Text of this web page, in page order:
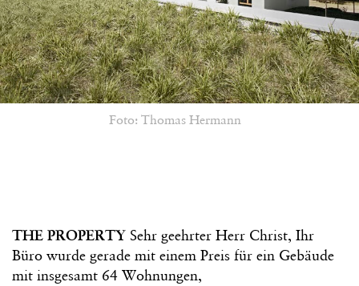
Foto: Thomas Hermann
THE PROPERTY Sehr geehrter Herr Christ, Ihr
Büro wurde gerade mit einem Preis für ein Gebäude
mit insgesamt 64 Wohnungen,